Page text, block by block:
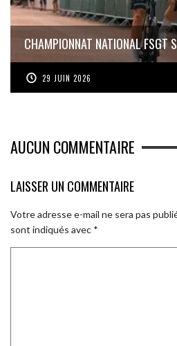
CHAMPIONNAT NATIONAL FSGT
29 JUIN 2026
AUCUN COMMENTAIRE
LAISSER UN COMMENTAIRE
Votre adresse e-mail ne sera pas
sont indiqués avec *